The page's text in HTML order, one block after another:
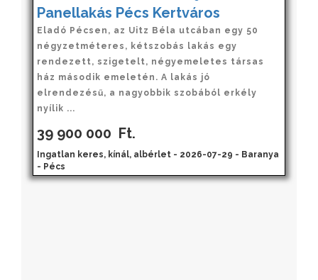
Panellakás Pécs Kertváros
Eladó Pécsen, az Uitz Béla utcában egy 50
négyzetméteres, kétszobás lakás egy
rendezett, szigetelt, négyemeletes társas
ház második emeletén. A lakás jó
elrendezésű, a nagyobbik szobából erkély
nyílik ...
39 900 000 Ft.
Ingatlan keres, kínál, albérlet - 2026-07-29 - Baranya
- Pécs